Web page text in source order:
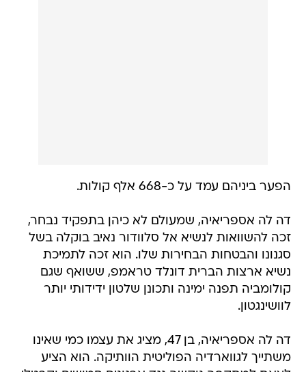
הפער ביניהם עמד על כ-668 אלף קולות.
דה לה אספריאיה, שמעולם לא כיהן בתפקיד נבחר,
זכה להשוואות לנשיא אל סלוודור נאיב בוקלה בשל
סגנונו והבטחות הבחירות שלו. הוא זכה לתמיכת
נשיא ארצות הברית דונלד טראמפ, ששואף שגם
קולומביה תפנה ימינה ותכונן שלטון ידידותי יותר
לוושינגטון.
דה לה אספריאיה, בן 47, מציג את עצמו כמי שאינו
משתייך לגווארדיה הפוליטית הוותיקה. הוא הציע